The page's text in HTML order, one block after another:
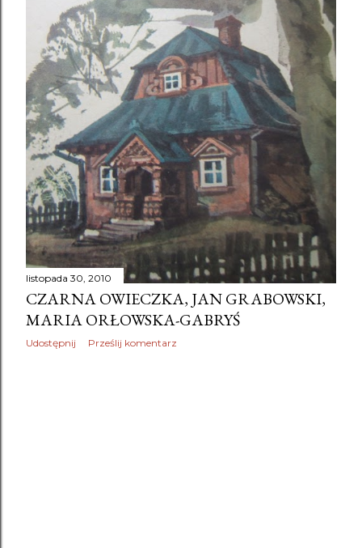
listopada 30, 2010
CZARNA OWIECZKA, JAN GRABOWSKI,
MARIA ORŁOWSKA-GABRYŚ
Udostępnij Prześlij komentarz